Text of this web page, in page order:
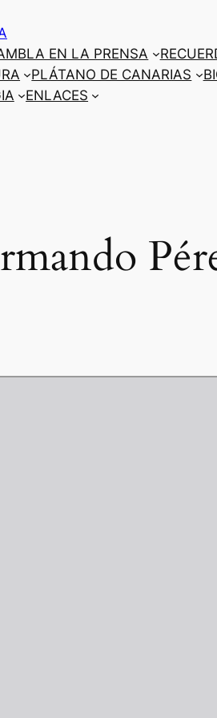
EN LA PRENSA
PLÁTANO DE CANARIAS
ENLACES